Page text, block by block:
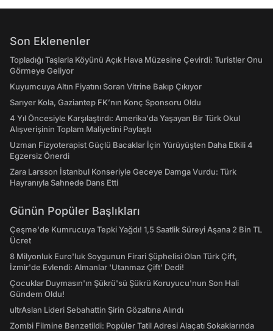
Son Eklenenler
Topladığı Taşlarla Köyünü Açık Hava Müzesine Çevirdi: Turistler Onu
Görmeye Geliyor
Kuyumcuya Altın Fiyatını Soran Vitrine Bakıp Çıkıyor
Sarıyer Kola, Gaziantep FK’nın Konç Sponsoru Oldu
4 Yıl Öncesiyle Karşılaştırdı: Amerika'da Yaşayan Bir Türk Okul
Alışverişinin Toplam Maliyetini Paylaştı
Uzman Fizyoterapist Güçlü Bacaklar İçin Yürüyüşten Daha Etkili 4
Egzersiz Önerdi
Zara Larsson İstanbul Konseriyle Geceye Damga Vurdu: Türk
Hayranıyla Sahnede Dans Etti
Günün Popüler Başlıkları
Çeşme'de Kumrucuya Tepki Yağdı! 1,5 Saatlik Süreyi Aşana 2 Bin TL
Ücret
8 Milyonluk Euro'luk Soygunun Firari Şüphelisi Olan Türk Çift,
İzmir'de Evlendi: Almanlar 'Utanmaz Çift' Dedi!
Çocuklar Duymasın'ın Şükrü'sü Şükrü Koruyucu'nun Son Hali
Gündem Oldu!
ultrAslan Lideri Sebahattin Şirin Gözaltına Alındı
Zombi Filmine Benzetildi: Popüler Tatil Adresi Alaçatı Sokaklarında